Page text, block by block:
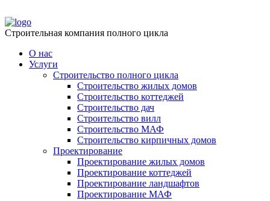
Строительная компания полного цикла
О нас
Услуги
Строительство полного цикла
Строительство жилых домов
Строительство коттеджей
Строительство дач
Строительство вилл
Строительство МАФ
Строительство кирпичных домов
Проектирование
Проектирование жилых домов
Проектирование коттеджей
Проектирование ландшафтов
Проектирование МАФ